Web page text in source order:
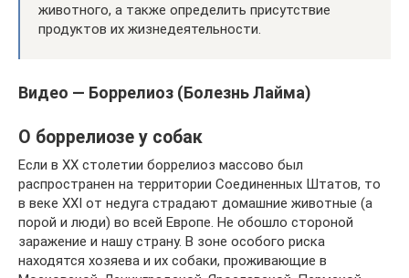
животного, а также определить присутствие
продуктов их жизнедеятельности.
Видео — Боррелиоз (Болезнь Лайма)
О боррелиозе у собак
Если в XX столетии боррелиоз массово был
распространен на территории Соединенных Штатов, то
в веке XXI от недуга страдают домашние животные (а
порой и люди) во всей Европе. Не обошло стороной
заражение и нашу страну. В зоне особого риска
находятся хозяева и их собаки, проживающие в